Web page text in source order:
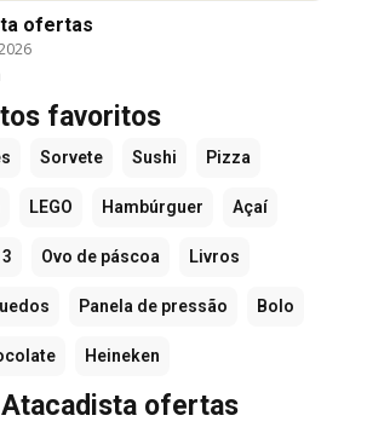
ofertas
favoritos
Sorvete Sushi Pizza
LEGO Hambúrguer Açaí
Ovo de páscoa Livros
Panela de pressão Bolo
Heineken
ofertas